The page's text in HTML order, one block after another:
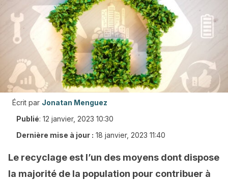
Écrit par Jonatan Menguez
Publié: 12 janvier, 2023 10:30
Dernière mise à jour : 18 janvier, 2023 11:40
Le recyclage est l’un des moyens dont dispose
la majorité de la population pour contribuer à